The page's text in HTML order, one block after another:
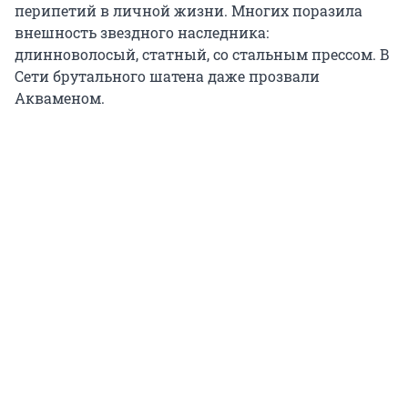
перипетий в личной жизни. Многих поразила
внешность звездного наследника:
длинноволосый, статный, со стальным прессом. В
Сети брутального шатена даже прозвали
Акваменом.